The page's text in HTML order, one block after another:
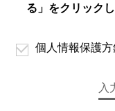
る」をクリック
個人情報保護